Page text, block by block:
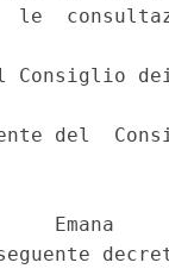
le
Consiglio
del
Emana